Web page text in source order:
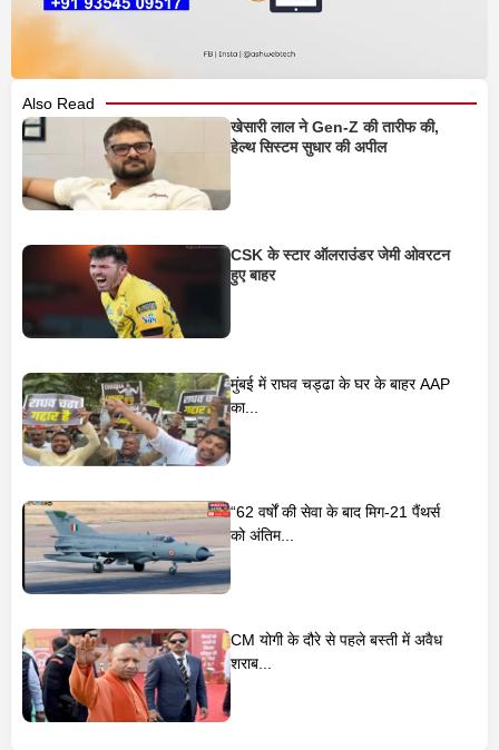
Also Read
खेसारी लाल ने Gen-Z की तारीफ की,
हेल्थ सिस्टम सुधार की अपील
CSK के स्टार ऑलराउंडर जेमी ओवरटन
हुए बाहर
मुंबई में राघव चड्ढा के घर के बाहर AAP
का...
“62 वर्षों की सेवा के बाद मिग‑21 पैंथर्स
को अंतिम...
CM योगी के दौरे से पहले बस्ती में अवैध
शराब...